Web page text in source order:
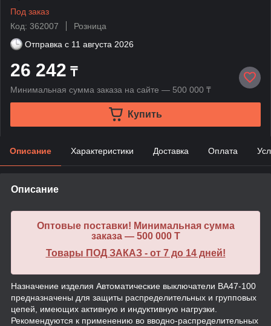
Под заказ
Код: 362007
Розница
Отправка с 11 августа 2026
26 242 ₸
Минимальная сумма заказа на сайте — 500 000 ₸
Купить
Описание Характеристики Доставка Оплата
Описание
Оптовые поставки! Минимальная сумма
заказа — 500 000 T
Товары ПОД ЗАКАЗ - от 7 до 14 дней!
Назначение изделия Автоматические выключатели ВА47-100
предназначены для защиты распределительных и групповых
цепей, имеющих активную и индуктивную нагрузки.
Рекомендуются к применению во вводно-распределительных